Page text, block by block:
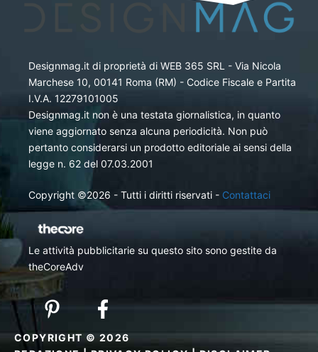
Designmag.it di proprietà di WEB 365 SRL - Via Nicola
Marchese 10, 00141 Roma (RM) - Codice Fiscale e Partita
I.V.A. 12279101005
Designmag.it non è una testata giornalistica, in quanto
viene aggiornato senza alcuna periodicità. Non può
pertanto considerarsi un prodotto editoriale ai sensi della
legge n. 62 del 07.03.2001
Copyright ©2026 - Tutti i diritti riservati - Contattaci
Le attività pubblicitarie su questo sito sono gestite da
theCoreAdv
COPYRIGHT © 2026